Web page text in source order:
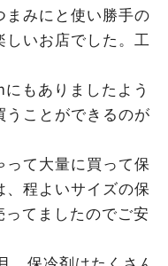
まみにと使い勝手の
しいお店でした。工
もありましたよう
うことができるのが
って大量に買って保
、程よいサイズの保
てましたのでご安